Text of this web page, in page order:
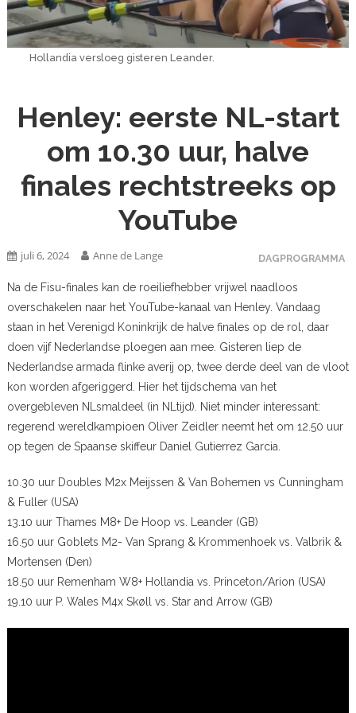
Hollandia versloeg gisteren Leander.
Henley: eerste NL-start
om 10.30 uur, halve
finales rechtstreeks op
YouTube
DAGPROGRAMMA
juli 6, 2024 Anne de Lange
Na de Fisu-finales kan de roeiliefhebber vrijwel naadloos
overschakelen naar het YouTube-kanaal van Henley. Vandaag
staan in het Verenigd Koninkrijk de halve finales op de rol, daar
doen vijf Nederlandse ploegen aan mee. Gisteren liep de
Nederlandse armada flinke averij op, twee derde deel van de vloot
kon worden afgeriggerd. Hier het tijdschema van het
overgebleven NLsmaldeel (in NLtijd). Niet minder interessant:
regerend wereldkampioen Oliver Zeidler neemt het om 12.50 uur
op tegen de Spaanse skiffeur Daniel Gutierrez Garcia.
10.30 uur Doubles M2x Meijssen & Van Bohemen vs Cunningham
& Fuller (USA)
13.10 uur Thames M8+ De Hoop vs. Leander (GB)
16.50 uur Goblets M2- Van Sprang & Krommenhoek vs. Valbrik &
Mortensen (Den)
18.50 uur Remenham W8+ Hollandia vs. Princeton/Arion (USA)
19.10 uur P. Wales M4x Skøll vs. Star and Arrow (GB)